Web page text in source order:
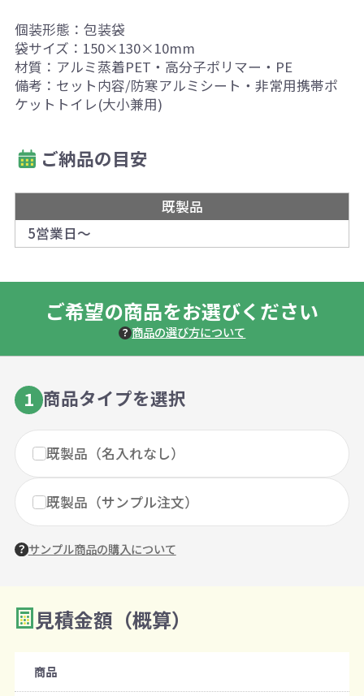
個装形態：包装袋
袋サイズ：150×130×10mm
材質：アルミ蒸着PET・高分子ポリマー・PE
備考：セット内容/防寒アルミシート・非常用携帯ポ
ケットトイレ(大小兼用)
ご納品の目安
既製品
5営業日～
ご希望の商品をお選びください
商品の選び方について
1 商品タイプを選択
既製品（名入れなし）
既製品（サンプル注文）
サンプル商品の購入について
2 数量を入力
購入条件
見積金額（概算）
商品